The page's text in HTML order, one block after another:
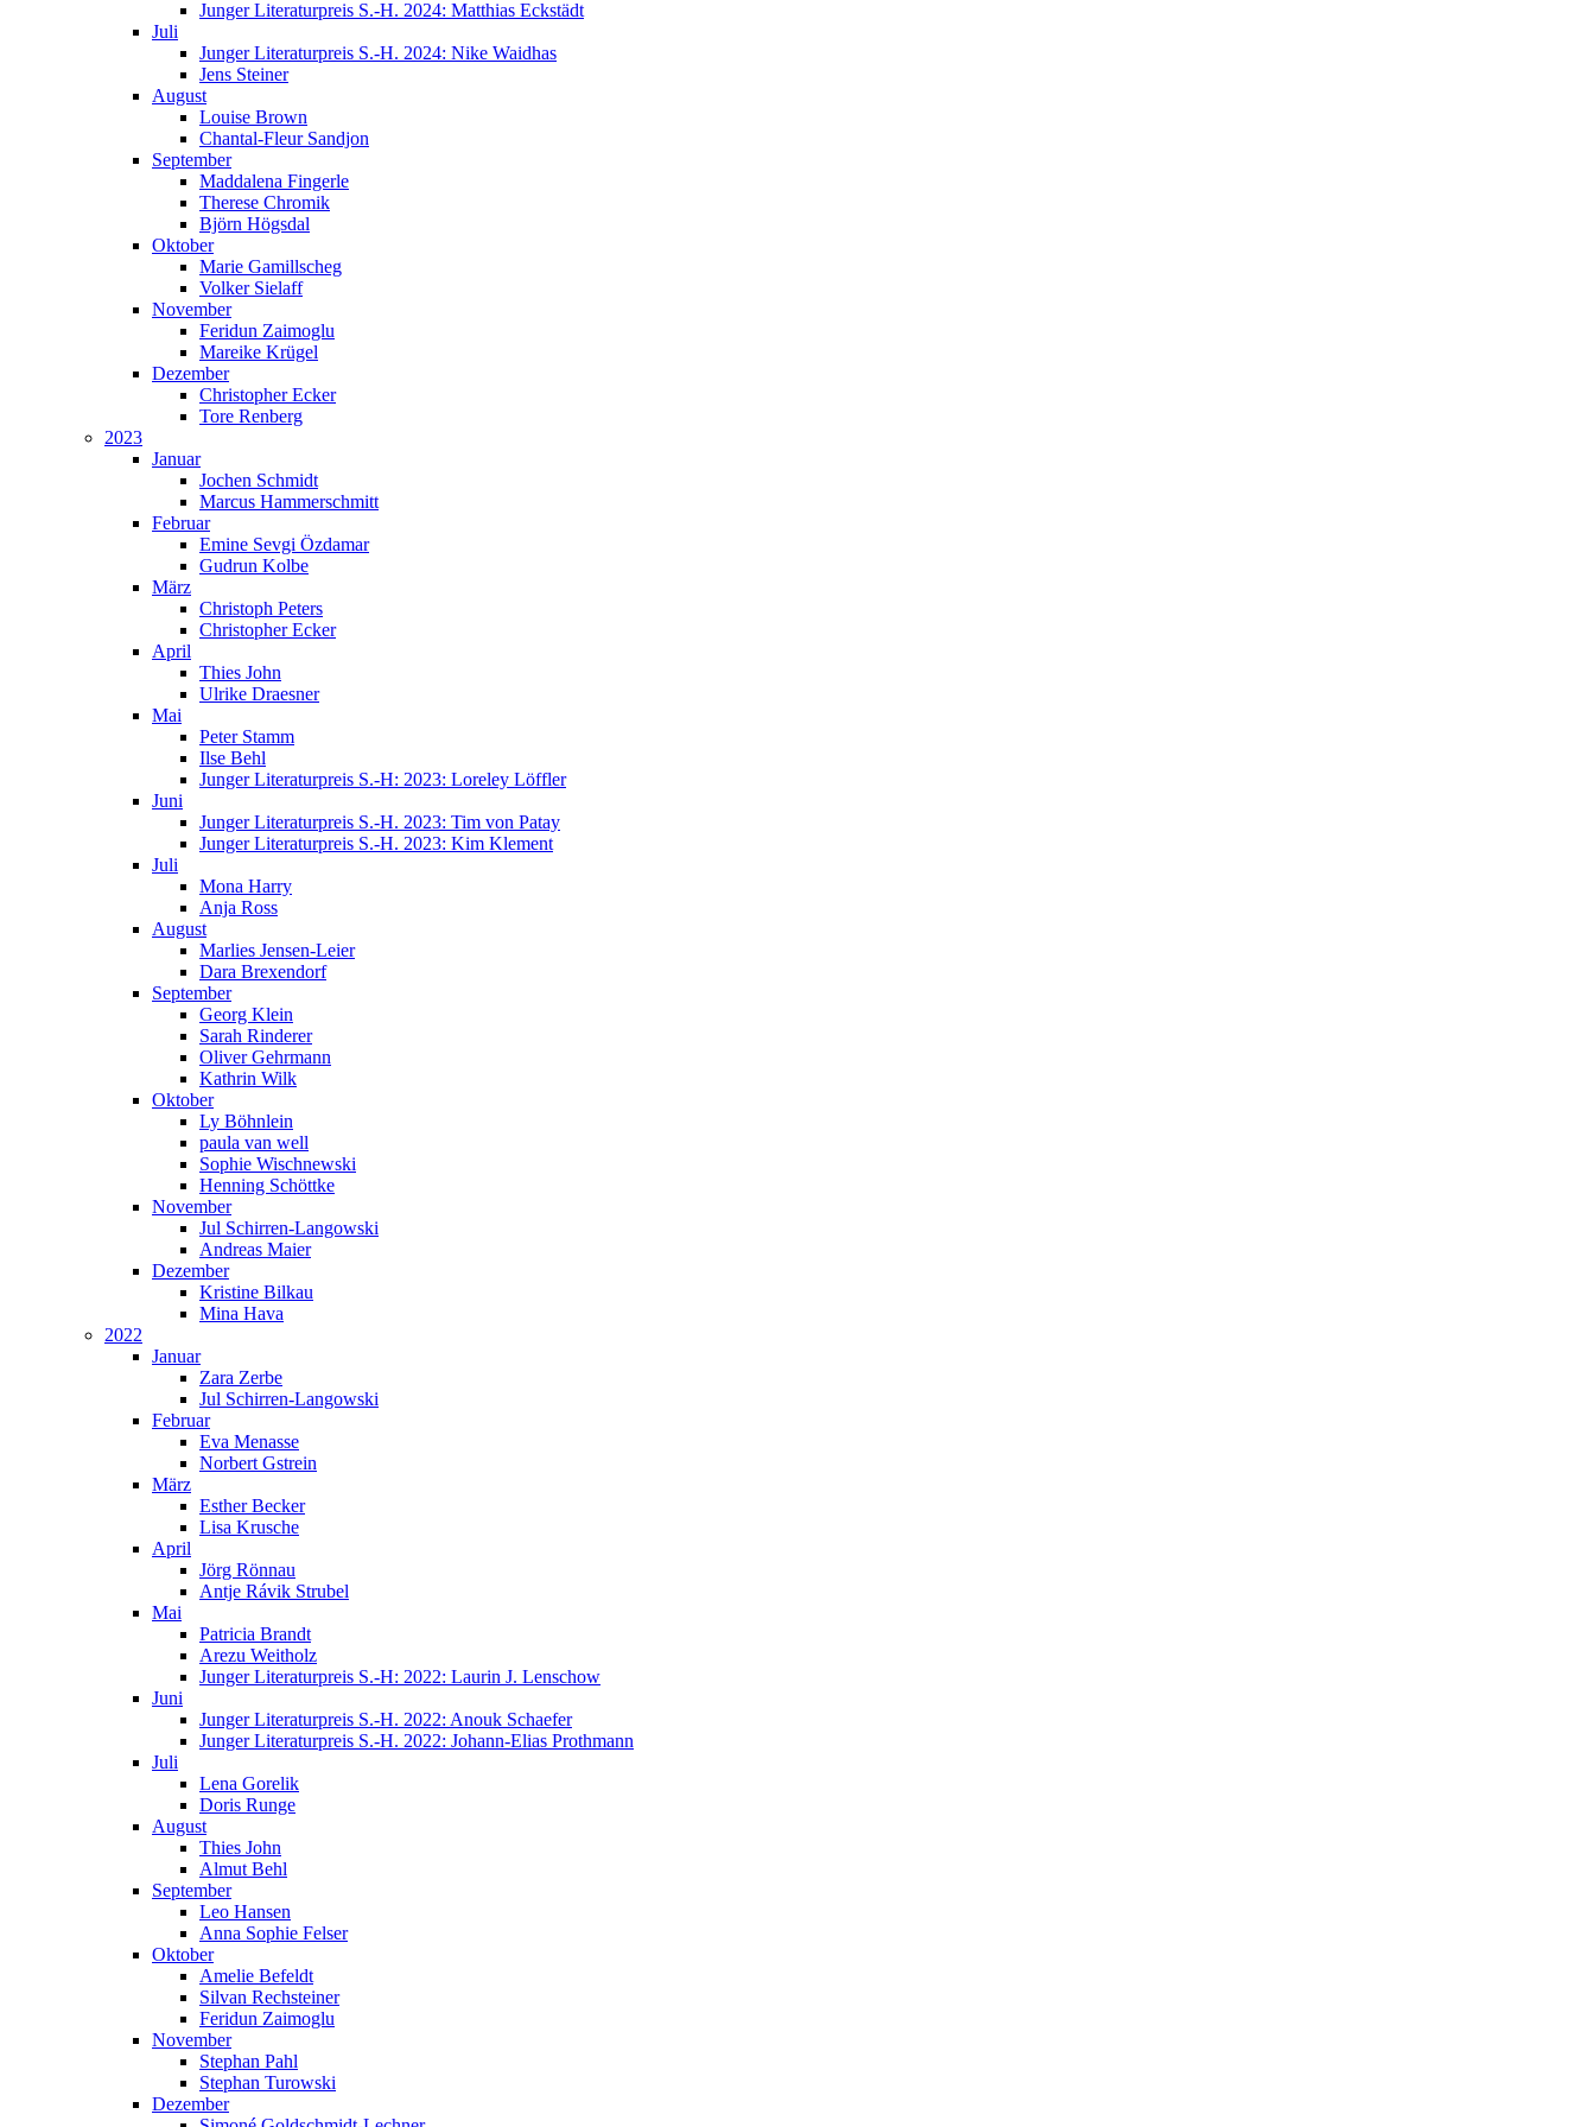
Junger Literaturpreis S.-H. 2024: Matthias Eckstädt
Juli
Junger Literaturpreis S.-H. 2024: Nike Waidhas
Jens Steiner
August
Louise Brown
Chantal-Fleur Sandjon
September
Maddalena Fingerle
Therese Chromik
Björn Högsdal
Oktober
Marie Gamillscheg
Volker Sielaff
November
Feridun Zaimoglu
Mareike Krügel
Dezember
Christopher Ecker
Tore Renberg
2023
Januar
Jochen Schmidt
Marcus Hammerschmitt
Februar
Emine Sevgi Özdamar
Gudrun Kolbe
März
Christoph Peters
Christopher Ecker
April
Thies John
Ulrike Draesner
Mai
Peter Stamm
Ilse Behl
Junger Literaturpreis S.-H: 2023: Loreley Löffler
Juni
Junger Literaturpreis S.-H. 2023: Tim von Patay
Junger Literaturpreis S.-H. 2023: Kim Klement
Juli
Mona Harry
Anja Ross
August
Marlies Jensen-Leier
Dara Brexendorf
September
Georg Klein
Sarah Rinderer
Oliver Gehrmann
Kathrin Wilk
Oktober
Ly Böhnlein
paula van well
Sophie Wischnewski
Henning Schöttke
November
Jul Schirren-Langowski
Andreas Maier
Dezember
Kristine Bilkau
Mina Hava
2022
Januar
Zara Zerbe
Jul Schirren-Langowski
Februar
Eva Menasse
Norbert Gstrein
März
Esther Becker
Lisa Krusche
April
Jörg Rönnau
Antje Rávik Strubel
Mai
Patricia Brandt
Arezu Weitholz
Junger Literaturpreis S.-H: 2022: Laurin J. Lenschow
Juni
Junger Literaturpreis S.-H. 2022: Anouk Schaefer
Junger Literaturpreis S.-H. 2022: Johann-Elias Prothmann
Juli
Lena Gorelik
Doris Runge
August
Thies John
Almut Behl
September
Leo Hansen
Anna Sophie Felser
Oktober
Amelie Befeldt
Silvan Rechsteiner
Feridun Zaimoglu
November
Stephan Pahl
Stephan Turowski
Dezember